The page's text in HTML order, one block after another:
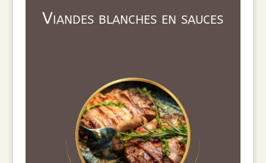
Viandes blanches en sauces